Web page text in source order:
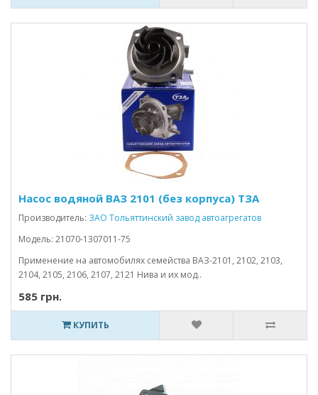
Насос водяной ВАЗ 2101 (без корпуса) ТЗА
Производитель: ЗАО Тольяттинский завод автоагрегатов
Модель: 21070-1307011-75
Применение на автомобилях семейства ВАЗ-2101, 2102, 2103,
2104, 2105, 2106, 2107, 2121 Нива и их мод..
585 грн.
КУПИТЬ